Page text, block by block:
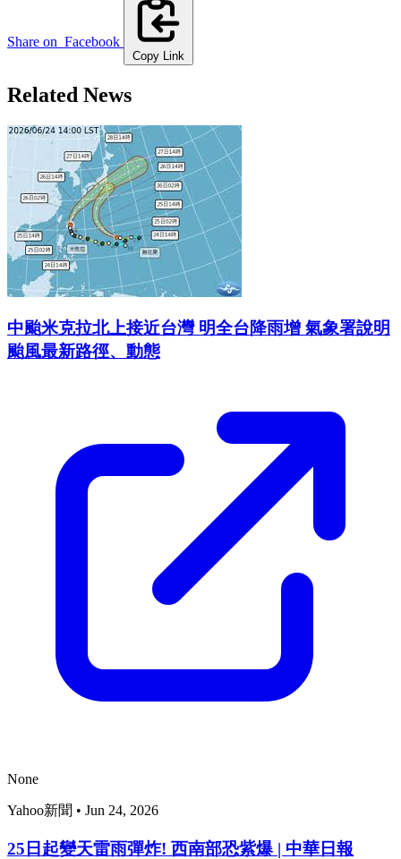
Share on Facebook
Copy Link
Related News
中颱米克拉北上接近台灣 明全台降雨增 氣象署說明
颱風最新路徑、動態
None
Yahoo新聞 • Jun 24, 2026
25日起變天雷雨彈炸! 西南部恐紫爆 | 中華日報